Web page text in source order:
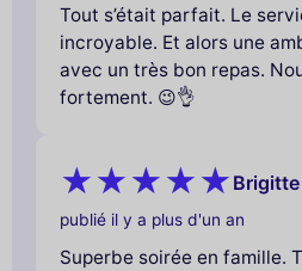
Tout s’était parfait. Le
incroyable. Et alors une
avec un très bon repas.
fortement. 😉👌
Brigitte
publié il y a plus d'un an
Superbe soirée en famille.